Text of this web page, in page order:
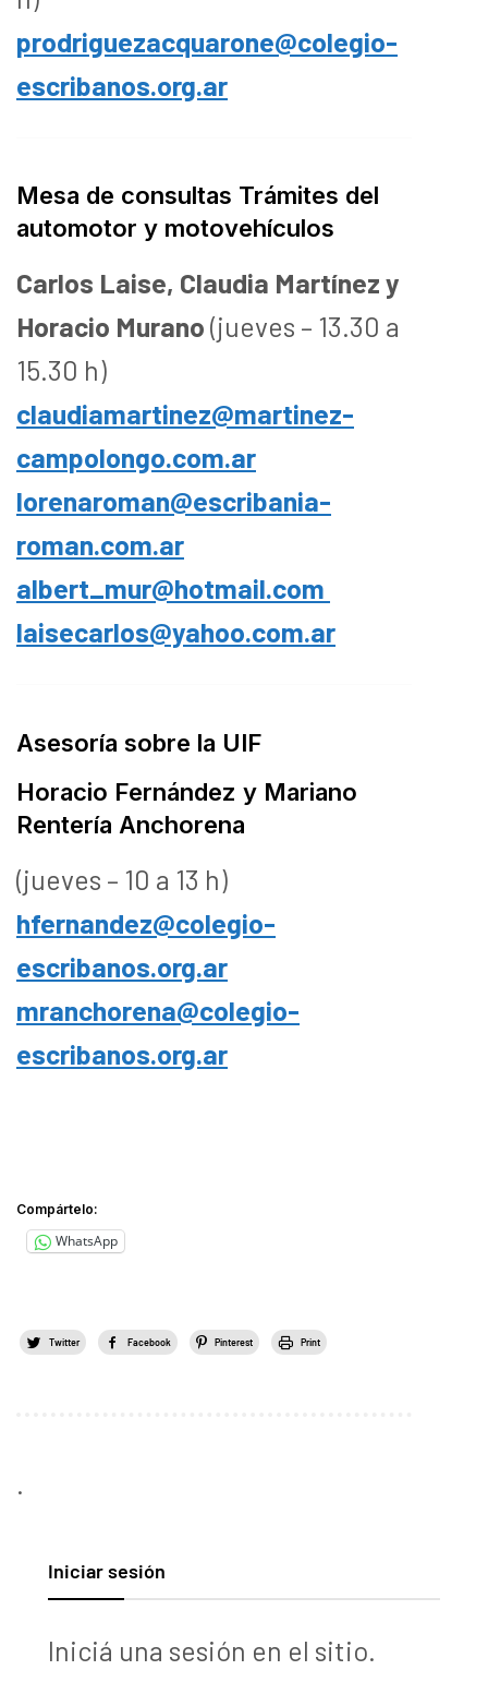
prodriguezacquarone@colegio-
escribanos.org.ar
Mesa de consultas Trámites del
automotor y motovehículos
Carlos Laise, Claudia Martínez y
Horacio Murano (jueves – 13.30 a
15.30 h)
claudiamartinez@martinez-
campolongo.com.ar
lorenaroman@escribania-
roman.com.ar
albert_mur@hotmail.com
laisecarlos@yahoo.com.ar
Asesoría sobre la UIF
Horacio Fernández y Mariano
Rentería Anchorena
(jueves – 10 a 13 h)
hfernandez@colegio-
escribanos.org.ar
mranchorena@colegio-
escribanos.org.ar
Compártelo:
WhatsApp
Twitter Facebook Pinterest Print
.
Iniciar sesión
Iniciá una sesión en el sitio.